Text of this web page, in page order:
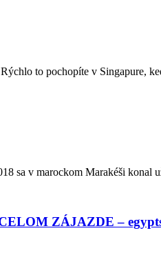
to pochopíte v Singapure,
sa v marockom Marakéši konal
ZÁJAZDE –